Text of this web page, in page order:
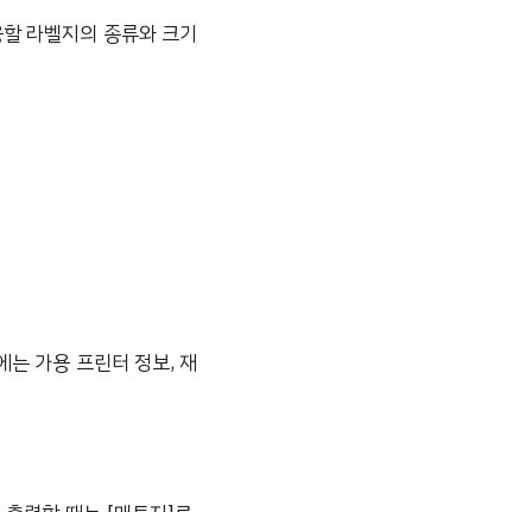
라벨지의 종류와 크기
는 가용 프린터 정보, 재